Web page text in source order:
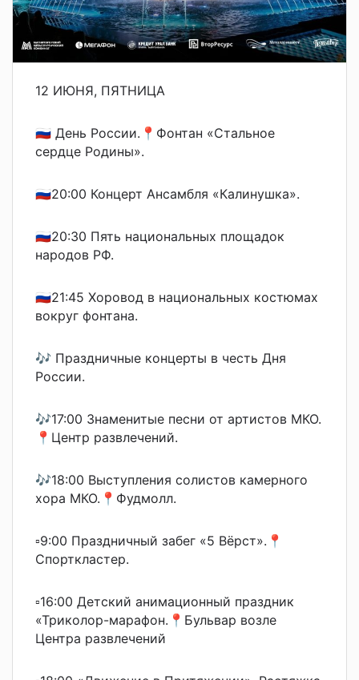
12 ИЮНЯ, ПЯТНИЦА
🇷🇺 День России.📍Фонтан «Стальное
сердце Родины».
🇷🇺20:00 Концерт Ансамбля «Калинушка».
🇷🇺20:30 Пять национальных площадок
народов РФ.
🇷🇺21:45 Хоровод в национальных костюмах
вокруг фонтана.
🎶 Праздничные концерты в честь Дня
России.
🎶17:00 Знаменитые песни от артистов МКО.
📍Центр развлечений.
🎶18:00 Выступления солистов камерного
хора МКО.📍Фудмолл.
▫9:00 Праздничный забег «5 Вёрст».📍
Спорткластер.
▫16:00 Детский анимационный праздник
«Триколор-марафон.📍Бульвар возле
Центра развлечений